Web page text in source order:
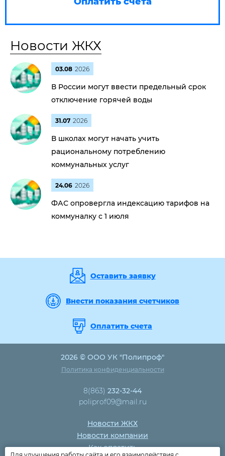
Новости ЖКХ
03.08 2026
В России могут ввести предельный срок
отключение горячей воды
31.07 2026
В школах могут начать учить
рациональному потреблению
коммунальных услуг
24.06 2026
ФАС опровергла индексацию тарифов на
коммуналку с 1 июля
Оставить заявку
Внести показания счетчиков
Оплатить счета
2026 © ООО УК "Полипроф"
Политика конфиденциальности
8(863) 232-32-44
poliprof09@mail.ru
Новости ЖКХ
Новости компании
Как оплатить